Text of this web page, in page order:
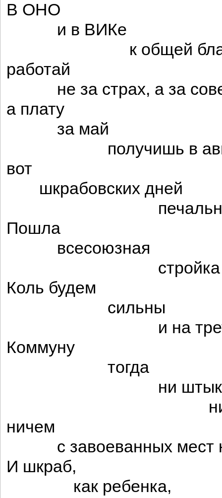
В ОНО
и в ВИКе
к общей
работай
не за страх, а за
а плату
за май
получишь в
вот
шкрабовских дней
печальная
Пошла
всесоюзная
стройка да
Коль будем
сильны
и на третьем
Коммуну
тогда
ни
ни
ничем
с завоеванных мест
И шкраб,
как ребенка,